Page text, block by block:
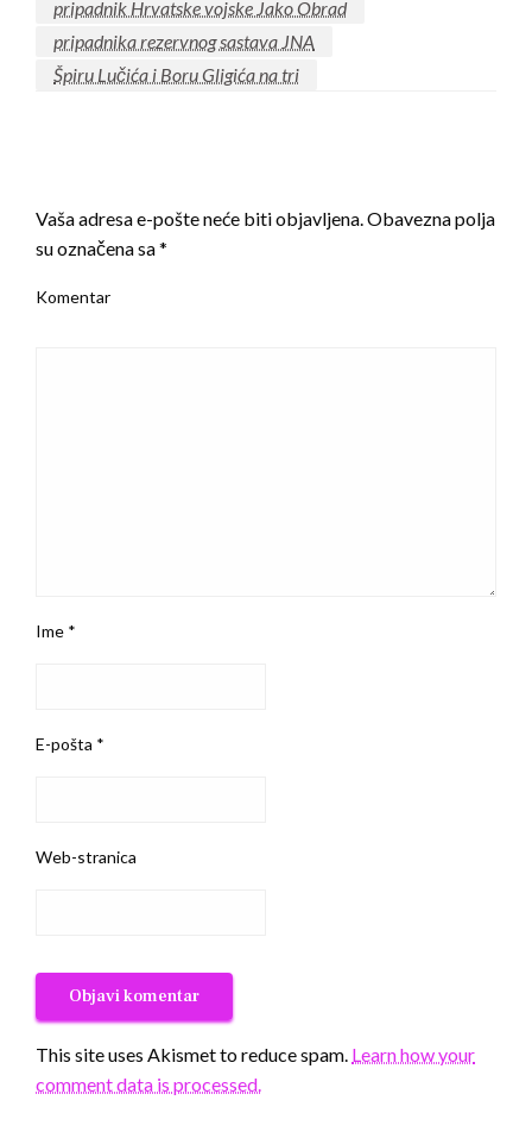
pripadnik Hrvatske vojske Jako Obrad
pripadnika rezervnog sastava JNA
Špiru Lučića i Boru Gligića na tri
Vaša adresa e-pošte neće biti objavljena.Obavezna polja
su označena sa*
Komentar
Ime *
E-pošta *
Web-stranica
This site uses Akismet to reduce spam. Learn how your
comment data is processed.